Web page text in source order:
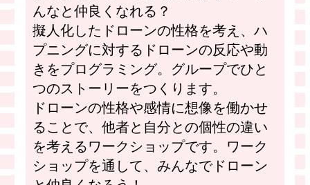
んなと仲良くなれる？
擬人化したドローンの性格を考え、ハ
プニングに対するドローンの反応や動
きをプログラミング。グループでひと
つのストーリーをつくります。
ドローンの性格や感情に想像を働かせ
ることで、他者と自分との個性の違い
を考えるワークショップです。ワーク
ショップを通して、みんなでドローン